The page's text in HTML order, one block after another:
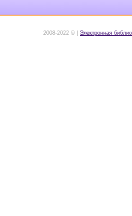
2008-2022 © | Электронная